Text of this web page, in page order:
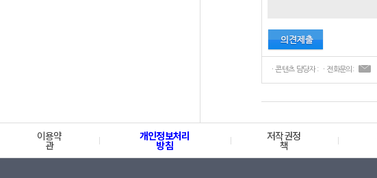
ㆍ콘텐츠 담당자 : ㆍ전화문의:
이용약
관
개인정보처리
방침
저작권정
책